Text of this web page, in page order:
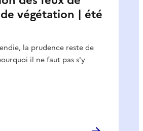
végétation | été
la prudence reste de
il ne faut pas s'y